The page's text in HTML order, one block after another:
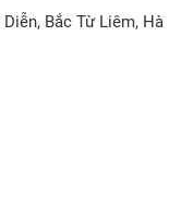
Bắc Từ Liêm, Hà